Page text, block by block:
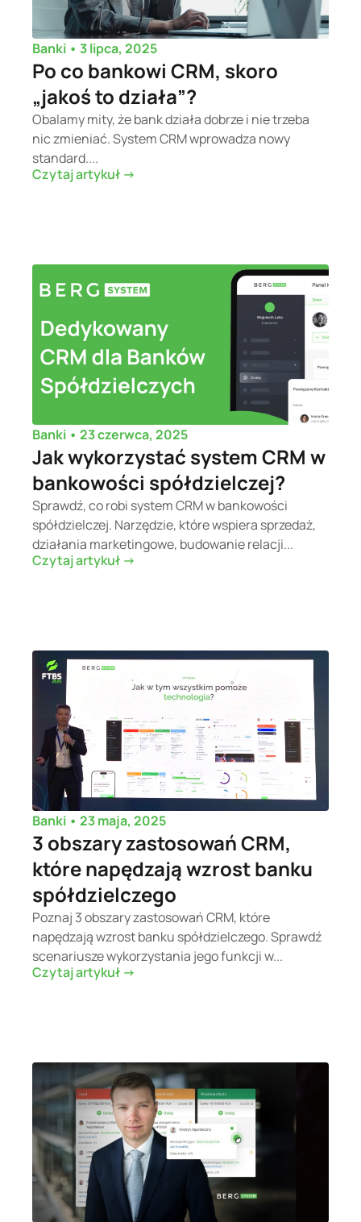
Banki • 3 lipca, 2025
Po co bankowi CRM, skoro
„jakoś to działa”?
Obalamy mity, że bank działa dobrze i nie trzeba
nic zmieniać. System CRM wprowadza nowy
standard....
Czytaj artykuł ->
Banki • 23 czerwca, 2025
Jak wykorzystać system CRM w
bankowości spółdzielczej?
Sprawdź, co robi system CRM w bankowości
spółdzielczej. Narzędzie, które wspiera sprzedaż,
działania marketingowe, budowanie relacji...
Czytaj artykuł ->
Banki • 23 maja, 2025
3 obszary zastosowań CRM,
które napędzają wzrost banku
spółdzielczego
Poznaj 3 obszary zastosowań CRM, które
napędzają wzrost banku spółdzielczego. Sprawdź
scenariusze wykorzystania jego funkcji w...
Czytaj artykuł ->